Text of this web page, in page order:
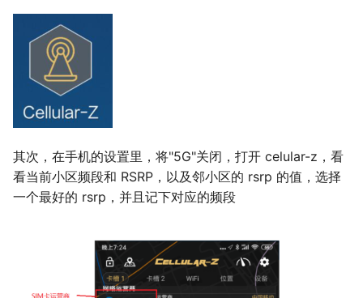
其次，在手机的设置里，将"5G"关闭，打开 celular-z，看
看当前小区频段和 RSRP，以及邻小区的 rsrp 的值，选择
一个最好的 rsrp，并且记下对应的频段